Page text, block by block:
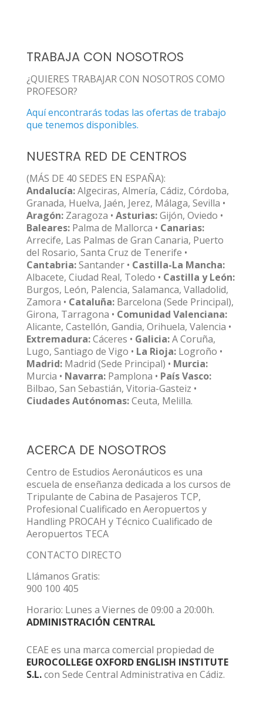
TRABAJA CON NOSOTROS
¿QUIERES TRABAJAR CON NOSOTROS COMO
PROFESOR?
Aquí encontrarás todas las ofertas de trabajo
que tenemos disponibles.
NUESTRA RED DE CENTROS
(MÁS DE 40 SEDES EN ESPAÑA):
Andalucía:Algeciras, Almería, Cádiz, Córdoba,
Granada, Huelva, Jaén, Jerez, Málaga, Sevilla •
Aragón: Zaragoza • Asturias:Gijón, Oviedo •
Baleares: Palma de Mallorca • Canarias:
Arrecife, Las Palmas de Gran Canaria, Puerto
del Rosario, Santa Cruz de Tenerife •
Cantabria:Santander • Castilla-La Mancha:
Albacete, Ciudad Real, Toledo • Castilla y León:
Burgos, León, Palencia, Salamanca, Valladolid,
Zamora • Cataluña: Barcelona (Sede Principal),
Girona, Tarragona • Comunidad Valenciana:
Alicante, Castellón, Gandia, Orihuela, Valencia •
Extremadura:Cáceres • Galicia:A Coruña,
Lugo, Santiago de Vigo • La Rioja: Logroño •
Madrid: Madrid (Sede Principal) • Murcia:
Murcia • Navarra: Pamplona • País Vasco:
Bilbao, San Sebastián, Vitoria-Gasteiz •
Ciudades Autónomas:Ceuta, Melilla.
ACERCA DE NOSOTROS
Centro de Estudios Aeronáuticos es una
escuela de enseñanza dedicada a los cursos de
Tripulante de Cabina de Pasajeros TCP,
Profesional Cualificado en Aeropuertos y
Handling PROCAH y Técnico Cualificado de
Aeropuertos TECA
CONTACTO DIRECTO
Llámanos Gratis:
900 100 405
Horario: Lunes a Viernes de 09:00 a 20:00h.
ADMINISTRACIÓN CENTRAL
CEAE es una marca comercial propiedad de
EUROCOLLEGE OXFORD ENGLISH INSTITUTE
S.L.con Sede Central Administrativa en Cádiz.